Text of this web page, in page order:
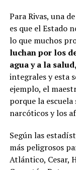
Para Rivas, una
es que el Estado
lo que muchos
luchan por los
agua y a la
integrales y esta
ejemplo, el
porque la
narcóticos y los
Según las
más peligrosos
Atlántico, Cesar,